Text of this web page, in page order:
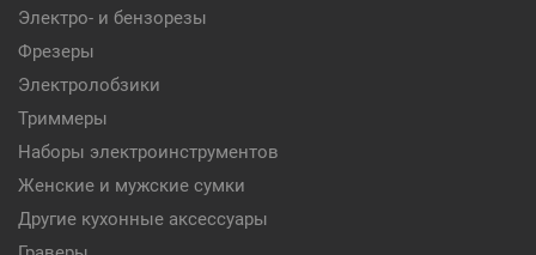
Электро- и бензорезы
Фрезеры
Электролобзики
Триммеры
Наборы электроинструментов
Женские и мужские сумки
Другие кухонные аксессуары